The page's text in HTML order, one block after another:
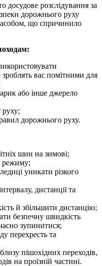
досудове розслідування за
дорожнього руху
що спричинило
вас помітними для
або інше джерело
дорожнього руху.
шин на зимові;
режиму;
уникати різкого
дистанції та
й збільшити дистанцію;
безпечну швидкість
зупинитися;
перехресть та
пішохідних переходів,
на проїзній частині.